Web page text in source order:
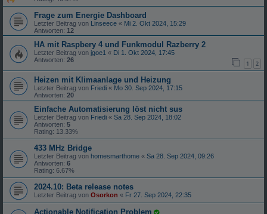
Frage zum Energie Dashboard
Letzter Beitrag von Linseece « Mi 2. Okt 2024, 15:29
Antworten: 12
HA mit Raspbery 4 und Funkmodul Razberry 2
Letzter Beitrag von jgoe1 « Di 1. Okt 2024, 17:45
Antworten: 26 1 2
Heizen mit Klimaanlage und Heizung
Letzter Beitrag von Friedi « Mo 30. Sep 2024, 17:15
Antworten: 20
Einfache Automatisierung löst nicht sus
Letzter Beitrag von Friedi « Sa 28. Sep 2024, 18:02
Antworten: 5
Rating: 13.33%
433 MHz Bridge
Letzter Beitrag von homesmarthome « Sa 28. Sep 2024, 09:26
Antworten: 6
Rating: 6.67%
2024.10: Beta release notes
Letzter Beitrag von Osorkon « Fr 27. Sep 2024, 22:35
Actionable Notification Problem